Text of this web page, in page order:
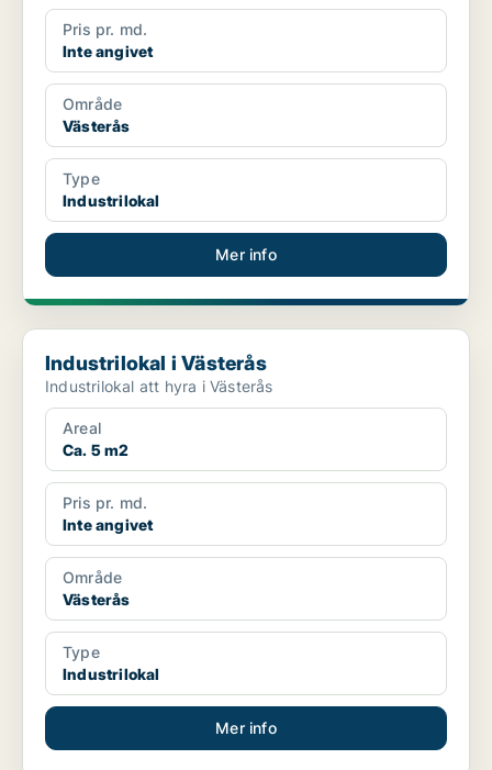
Pris pr. md.
Inte angivet
Område
Västerås
Type
Industrilokal
Mer info
Industrilokal i Västerås
Industrilokal i Västerås
Industrilokal att hyra i Västerås
Areal
Ca. 5 m2
Pris pr. md.
Inte angivet
Område
Västerås
Type
Industrilokal
Mer info